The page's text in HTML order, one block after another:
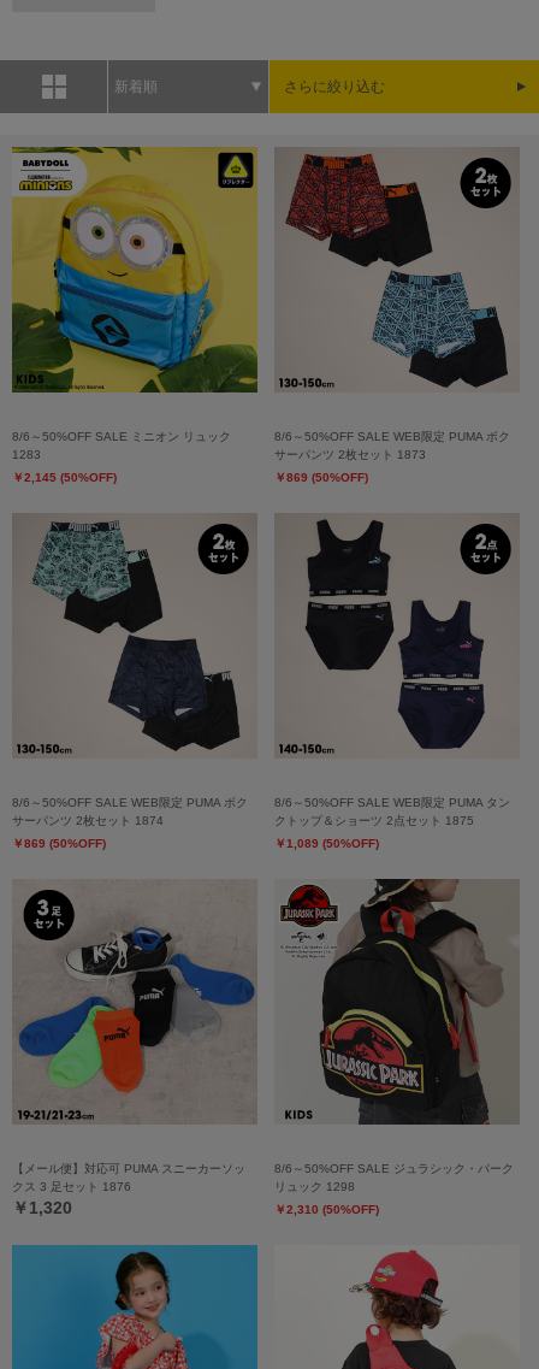
新着順 さらに絞り込む
8/6～50%OFF SALE ミニオン リュック
1283
￥2,145 (50%OFF)
8/6～50%OFF SALE WEB限定 PUMA ボク
サーパンツ 2枚セット 1873
￥869 (50%OFF)
8/6～50%OFF SALE WEB限定 PUMA ボク
サーパンツ 2枚セット 1874
￥869 (50%OFF)
8/6～50%OFF SALE WEB限定 PUMA タン
クトップ＆ショーツ 2点セット 1875
￥1,089 (50%OFF)
【メール便】対応可 PUMA スニーカーソッ
クス 3 足セット 1876
￥1,320
8/6～50%OFF SALE ジュラシック・パーク
リュック 1298
￥2,310 (50%OFF)